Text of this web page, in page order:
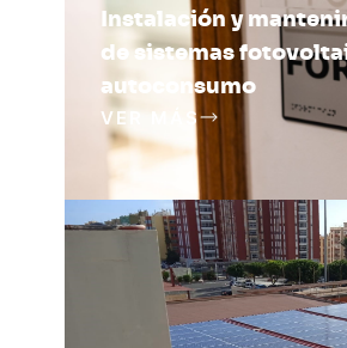
Instalación y
de sistemas
autoconsumo
VER MÁS